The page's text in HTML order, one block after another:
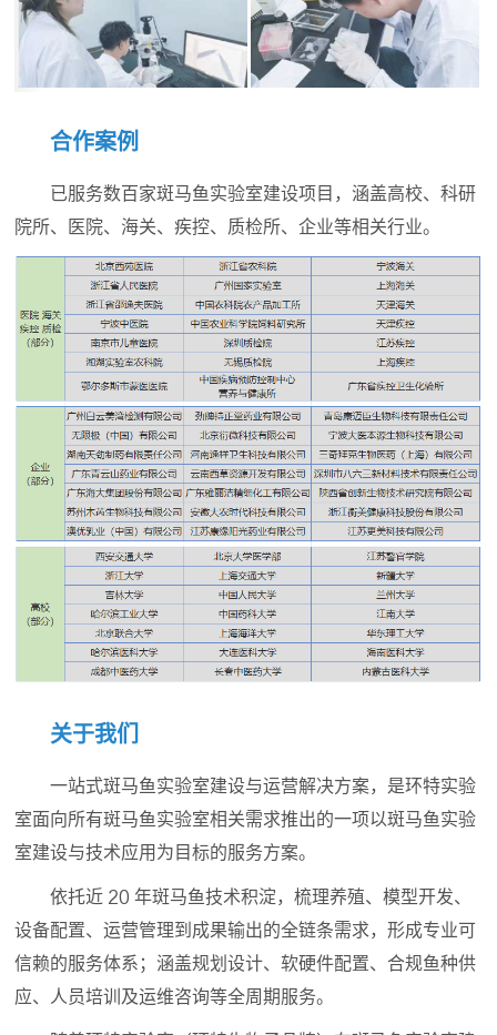
合作案例
已服务数百家斑马鱼实验室建设项目，涵盖高校、科研
院所、医院、海关、疾控、质检所、企业等相关行业。
关于我们
一站式斑马鱼实验室建设与运营解决方案，是环特实验
室面向所有斑马鱼实验室相关需求推出的一项以斑马鱼实验
室建设与技术应用为目标的服务方案。
依托近 20 年斑马鱼技术积淀，梳理养殖、模型开发、
设备配置、运营管理到成果输出的全链条需求，形成专业可
信赖的服务体系；涵盖规划设计、软硬件配置、合规鱼种供
应、人员培训及运维咨询等全周期服务。